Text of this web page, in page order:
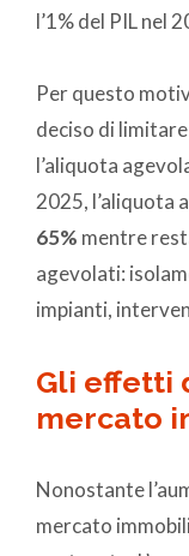
l’1% del PIL nel
Per questo
deciso di limitare
l’aliquota
2025, l’aliquota
65% mentre
agevolati:
impianti,
Gli effetti
mercato
Nonostante
mercato